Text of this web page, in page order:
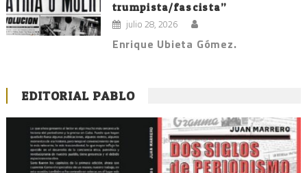
trumpista/fascista”
julio 28, 2026
Enrique Ubieta Gómez.
EDITORIAL PABLO